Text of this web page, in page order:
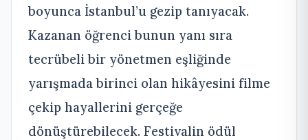
boyunca İstanbul’u gezip tanıyacak.
Kazanan öğrenci bunun yanı sıra
tecrübeli bir yönetmen eşliğinde
yarışmada birinci olan hikâyesini filme
çekip hayallerini gerçeğe
dönüştürebilecek. Festivalin ödül